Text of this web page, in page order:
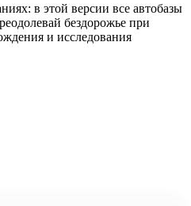
в этой версии все автобазы
бездорожье при
и исследования